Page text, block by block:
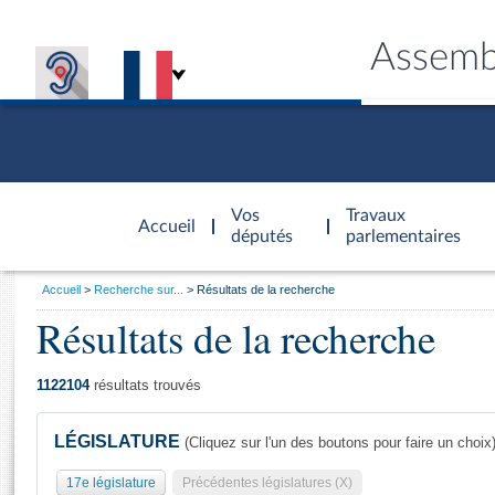
Accueil
d'accueil
Vos
députés
Travaux
parlementaires
Général
Vous
Accueil Recherche sur... Résultats de la recherche
Résultats de la recherche
1122104résultats trouvés
LÉGISLATURE (Cliquez sur l'un des boutons pour faire un choix)
17e législature Précédentes législatures (X)